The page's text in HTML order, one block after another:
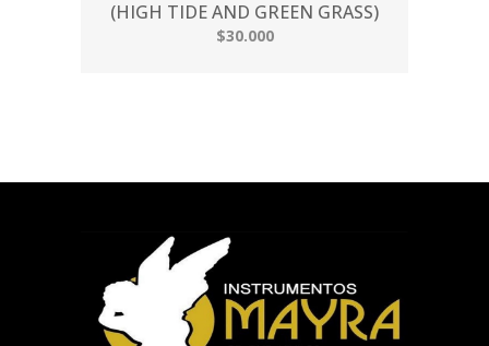
(HIGH TIDE AND GREEN GRASS)
$30.000